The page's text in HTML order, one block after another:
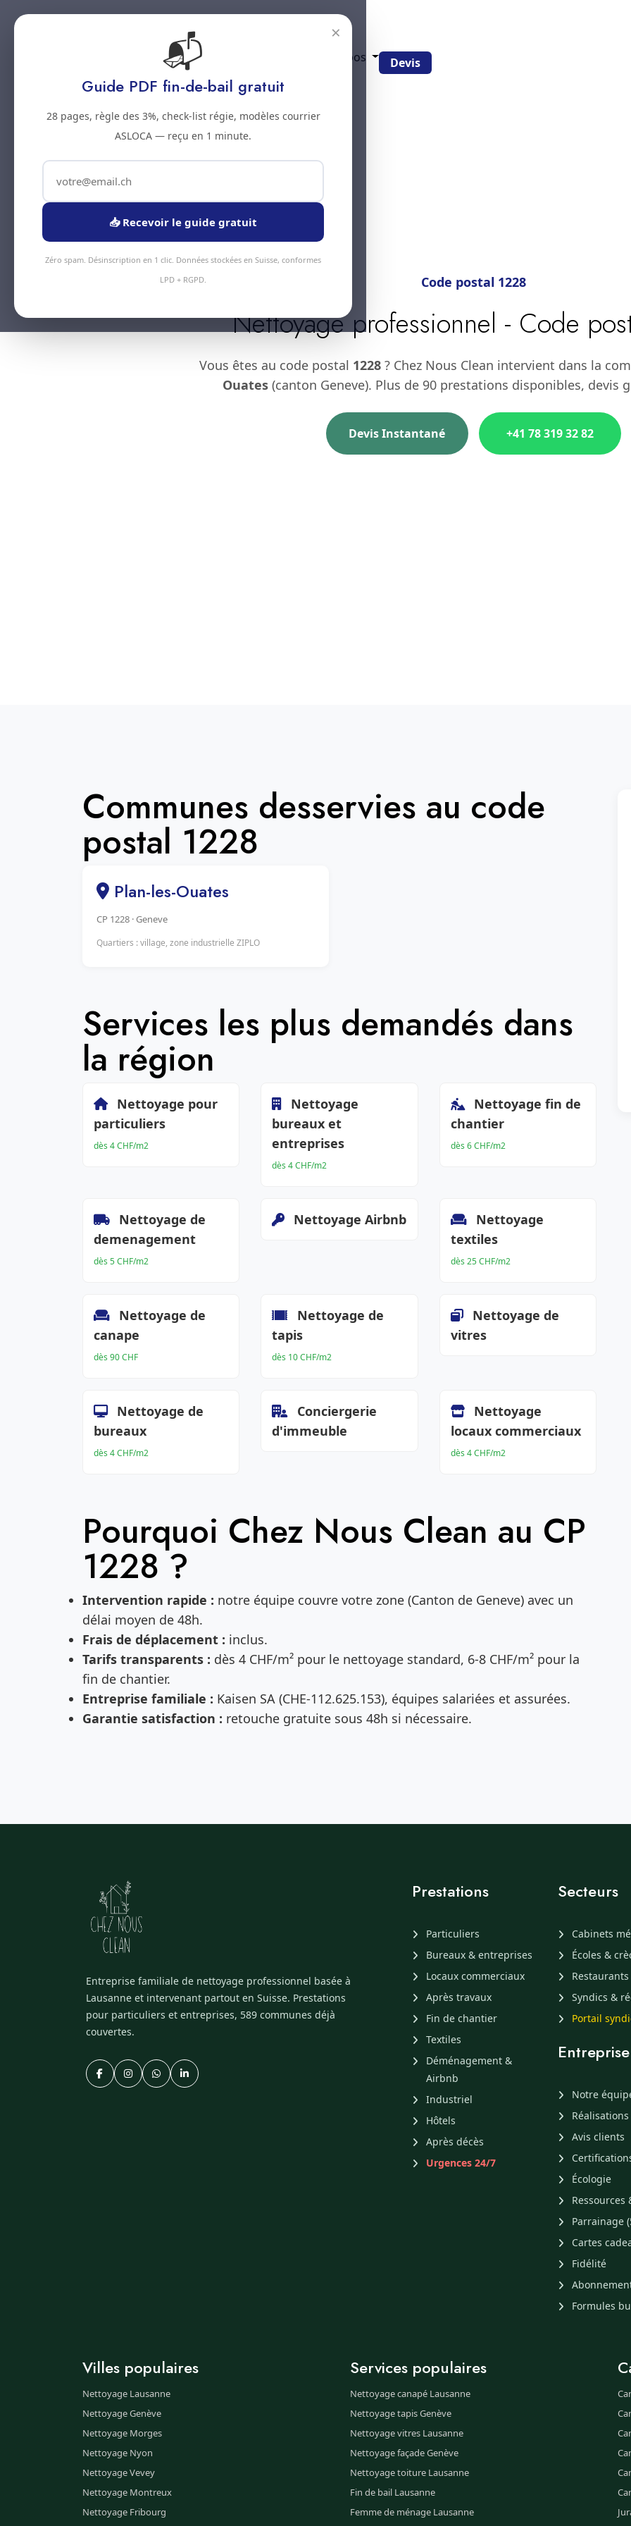
Prestations À propos Devis
Code postal 1228
Nettoyage professionnel - Code
Vous êtes au code postal 1228? Chez Nous Clean intervient dans la
Ouates (canton Geneve). Plus de 90 prestations disponibles, devis
Devis Instantané +41 78 319 32 82
Communes desservies au code
postal 1228
Plan-les-Ouates
CP 1228 · Geneve
Quartiers : village, zone industrielle ZIPLO
Services les plus demandés dans
la région
Nettoyage pour
particuliers
dès 4 CHF/m2
Nettoyage
bureaux et
entreprises
dès 4 CHF/m2
Nettoyage fin de
chantier
dès 6 CHF/m2
Nettoyage de
demenagement
dès 5 CHF/m2
Nettoyage Airbnb
Nettoyage
textiles
dès 25 CHF/m2
Nettoyage de
canape
dès 90 CHF
Nettoyage de
tapis
dès 10 CHF/m2
Nettoyage de
vitres
Nettoyage de
bureaux
dès 4 CHF/m2
Conciergerie
d'immeuble
Nettoyage
locaux commerciaux
dès 4 CHF/m2
Pourquoi Chez Nous Clean au CP
1228 ?
Intervention rapide : notre équipe couvre votre zone (Canton de Geneve) avec un
délai moyen de 48h.
Frais de déplacement : inclus.
Tarifs transparents : dès 4 CHF/m² pour le nettoyage standard, 6-8 CHF/m² pour la
fin de chantier.
Entreprise familiale : Kaisen SA (CHE-112.625.153), équipes salariées et assurées.
Garantie satisfaction : retouche gratuite sous 48h si nécessaire.
Entreprise familiale de nettoyage professionnel basée à
Lausanne et intervenant partout en Suisse. Prestations
pour particuliers et entreprises, 589 communes déjà
couvertes.
Prestations
Particuliers
Bureaux & entreprises
Locaux commerciaux
Après travaux
Fin de chantier
Textiles
Déménagement &
Airbnb
Industriel
Hôtels
Après décès
Urgences 24/7
Secteurs
Cabinets
Écoles &
Restaurants
Syndics &
Portail
Entreprise
Notre
Réalisations
Avis clients
Écologie
Ressources
Parrainage
Cartes
Fidélité
Formules
Villes populaires
Nettoyage Lausanne
Nettoyage Genève
Nettoyage Morges
Nettoyage Nyon
Nettoyage Vevey
Nettoyage Montreux
Nettoyage Fribourg
Services populaires
Nettoyage canapé Lausanne
Nettoyage tapis Genève
Nettoyage vitres Lausanne
Nettoyage façade Genève
Nettoyage toiture Lausanne
Fin de bail Lausanne
Femme de ménage Lausanne
×
📬
Guide PDF fin-de-bail gratuit
28 pages, règle des 3%, check-list régie, modèles courrier
ASLOCA — reçu en 1 minute.
📥 Recevoir le guide gratuit
Zéro spam. Désinscription en 1 clic. Données stockées en Suisse, conformes
LPD + RGPD.